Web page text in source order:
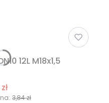
12L M18x1,5
3,84 zł